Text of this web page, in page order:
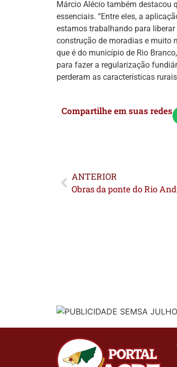
Márcio Alécio também destacou
essenciais. “Entre eles, a
estamos trabalhando para
construção de moradias e muito
que é do município de Rio
para fazer a regularização
perderam as características
Compartilhe em suas redes
ANTERIOR